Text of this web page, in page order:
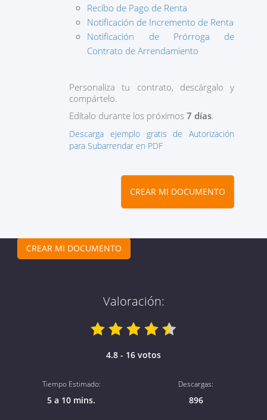
Recibo de Pago de Renta
Notificación de Incremento de Renta
Notificación de Prórroga de
Contrato de Arrendamiento
Personaliza tu contrato, descárgalo y
compártelo.
Edítalo durante los próximos7 días.
Descarga ejemplo gratis de Autorización
para Subarrendar en PDF
CREAR MI DOCUMENTO
CREAR MI DOCUMENTO
Valoración:
4.8 - 16 votos
Tiempo Estimado:
5 a 10 mins.
Descargas:
896